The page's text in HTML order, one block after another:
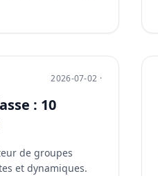
2026-07-02 ·
: 10
de groupes
et dynamiques.